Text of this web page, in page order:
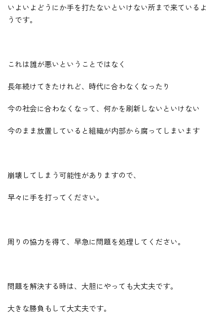
いよいよどうにか手を打たないといけない所まで来ているよ
うです。
これは誰が悪いということではなく
長年続けてきたけれど、時代に合わなくなったり
今の社会に合わなくなって、何かを刷新しないといけない
今のまま放置していると組織が内部から腐ってしまいます
崩壊してしまう可能性がありますので、
早々に手を打ってください。
周りの協力を得て、早急に問題を処理してください。
問題を解決する時は、大胆にやっても大丈夫です。
大きな勝負もして大丈夫です。